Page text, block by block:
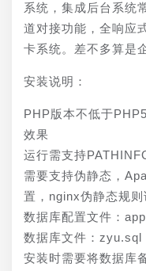
系统，集成后台系统
道对接功能，全响应
卡系统。差不多算是
安装说明：
PHP版本不低于
效果
运行需支持
需要支持伪静态，
置，nginx伪静态规则
数据库配置文件：
数据库文件：zyu.sql
安装时需要将数据库